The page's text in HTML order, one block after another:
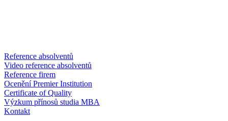
Reference absolventů
Video reference absolventů
Reference firem
Ocenění Premier Institution
Certificate of Quality
Výzkum přínosů studia MBA
Kontakt